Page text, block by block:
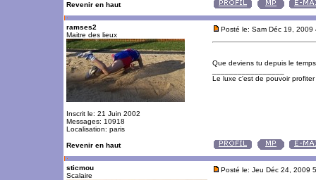
Revenir en haut
ramses2
Maitre des lieux
Inscrit le: 21 Juin 2002
Messages: 10918
Localisation: paris
Posté le: Sam Déc 19, 2009
Que deviens tu depuis le
Le luxe c'est de pouvoir
Revenir en haut
sticmou
Scalaire
Posté le: Jeu Déc 24, 2009